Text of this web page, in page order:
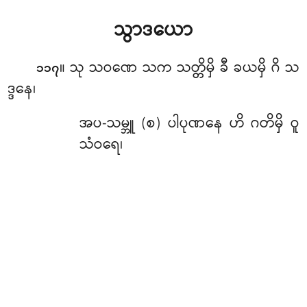
သွာဒယော
၁၁၇။ သု သဝဏေ သက သတ္တိမှိ ခီ ခယမှိ ဂိ သ
ဒ္ဒနေ၊
အပ-သမ္ဘူ (စ) ပါပုဏနေ ဟိ ဂတိမှိ ဝူ
သံဝရေ၊